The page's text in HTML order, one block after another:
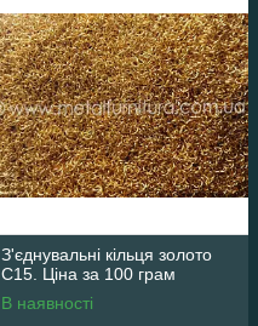
З'єднувальні кільця золото
С15. Ціна за 100 грам
В наявності